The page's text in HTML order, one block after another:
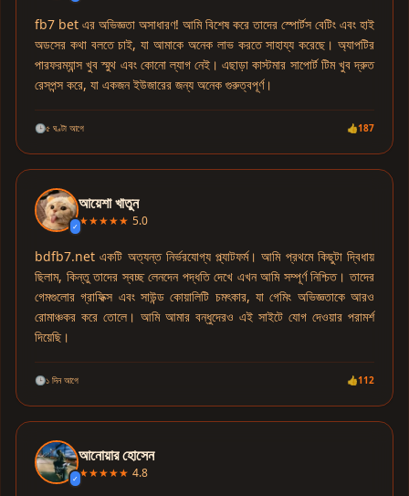
fb7 bet এর অভিজ্ঞতা অসাধারণ! আমি বিশেষ করে তাদের স্পোর্টস বেটিং এবং হাই
অডসের কথা বলতে চাই, যা আমাকে অনেক লাভ করতে সাহায্য করেছে। অ্যাপটির
পারফরম্যান্স খুব স্মুথ এবং কোনো ল্যাগ নেই। এছাড়া কাস্টমার সাপোর্ট টিম খুব দ্রুত
রেসপন্স করে, যা একজন ইউজারের জন্য অনেক গুরুত্বপূর্ণ।
🕒৫ ঘণ্টা আগে 👍187
✓
আয়েশা খাতুন
★★★★★ 5.0
bdfb7.net একটি অত্যন্ত নির্ভরযোগ্য প্ল্যাটফর্ম। আমি প্রথমে কিছুটা দ্বিধায়
ছিলাম, কিন্তু তাদের স্বচ্ছ লেনদেন পদ্ধতি দেখে এখন আমি সম্পূর্ণ নিশ্চিত। তাদের
গেমগুলোর গ্রাফিক্স এবং সাউন্ড কোয়ালিটি চমৎকার, যা গেমিং অভিজ্ঞতাকে আরও
রোমাঞ্চকর করে তোলে। আমি আমার বন্ধুদেরও এই সাইটে যোগ দেওয়ার পরামর্শ
দিয়েছি।
🕒১ দিন আগে 👍112
✓
আনোয়ার হোসেন
★★★★★ 4.8